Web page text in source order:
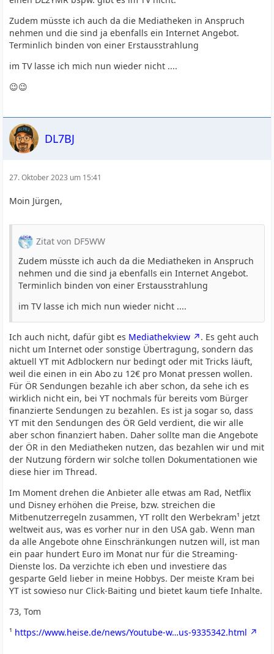
Zudem müsste ich auch da die Mediatheken in Anspruch
nehmen und die sind ja ebenfalls ein Internet Angebot.
Terminlich binden von einer Erstausstrahlung
im TV lasse ich mich nun wieder nicht ....
😉😉
DL7BJ
27. Oktober 2023 um 15:41
Moin Jürgen,
Zitat von DF5WW
Zudem müsste ich auch da die Mediatheken in Anspruch
nehmen und die sind ja ebenfalls ein Internet Angebot.
Terminlich binden von einer Erstausstrahlung
im TV lasse ich mich nun wieder nicht ....
Ich auch nicht, dafür gibt es Mediathekview
. Es geht auch
nicht um Internet oder sonstige Übertragung, sondern das
aktuell YT mit Adblockern nur bedingt oder mit Tricks läuft,
weil die einen in ein Abo zu 12€ pro Monat pressen wollen.
Für ÖR Sendungen bezahle ich aber schon, da sehe ich es
wirklich nicht ein, bei YT nochmals für bereits vom Bürger
finanzierte Sendungen zu bezahlen. Es ist ja sogar so, dass
YT mit den Sendungen des ÖR Geld verdient, die wir alle
aber schon finanziert haben. Daher sollte man die Angebote
der ÖR in den Mediatheken nutzen, das bezahlen wir und mit
der Nutzung fördern wir solche tollen Dokumentationen wie
diese hier im Thread.
Im Moment drehen die Anbieter alle etwas am Rad, Netflix
und Disney erhöhen die Preise, bzw. streichen die
Mitbenutzerregeln zusammen, YT rollt den Werbekram¹ jetzt
weltweit aus, was es vorher nur in den USA gab. Wenn man
da alle Angebote ohne Einschränkungen nutzen will, ist man
ein paar hundert Euro im Monat nur für die Streaming-
Dienste los. Da verzichte ich eben und investiere das
gesparte Geld lieber in meine Hobbys. Der meiste Kram bei
YT ist sowieso nur Click-Baiting und bietet kaum tiefe Inhalte.
73, Tom
¹ https://www.heise.de/news/Youtube-w…us-9335342.html